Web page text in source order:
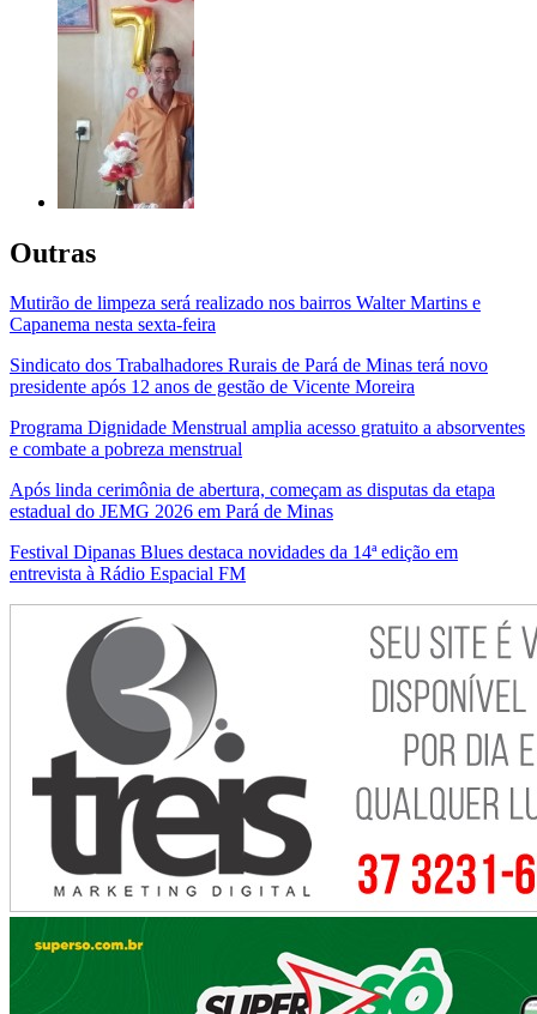
Outras
Mutirão de limpeza será realizado nos bairros Walter Martins e
Capanema nesta sexta-feira
Sindicato dos Trabalhadores Rurais de Pará de Minas terá novo
presidente após 12 anos de gestão de Vicente Moreira
Programa Dignidade Menstrual amplia acesso gratuito a absorventes
e combate a pobreza menstrual
Após linda cerimônia de abertura, começam as disputas da etapa
estadual do JEMG 2026 em Pará de Minas
Festival Dipanas Blues destaca novidades da 14ª edição em
entrevista à Rádio Espacial FM